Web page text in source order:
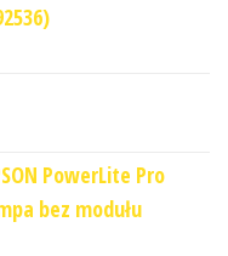
PowerLite Pro
bez modułu